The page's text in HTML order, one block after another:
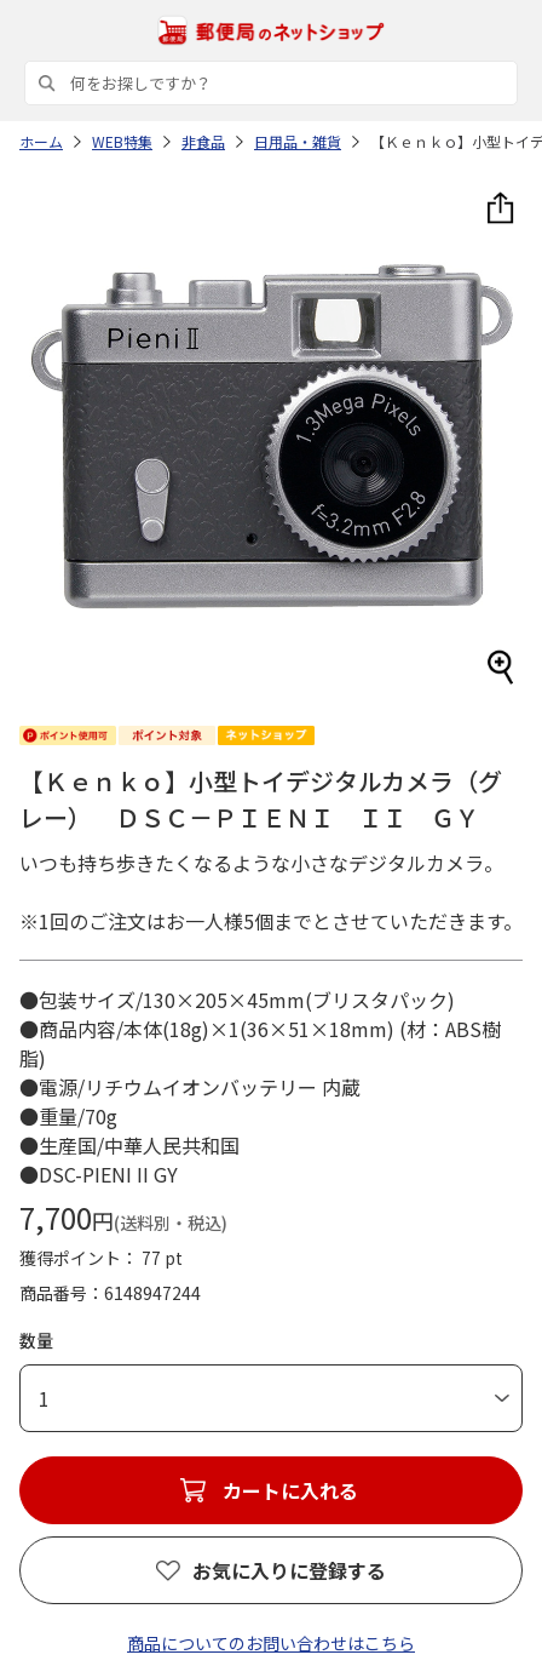
ホーム WEB特集 非食品 日用品・雑貨 【Ｋｅｎｋｏ】小型ト
【Ｋｅｎｋｏ】小型トイデジタルカメラ（グ
レー） ＤＳＣ－ＰＩＥＮＩ ＩＩ ＧＹ
いつも持ち歩きたくなるような小さなデジタルカメラ。
※1回のご注文はお一人様5個までとさせていただきます。
●包装サイズ/130×205×45mm(ブリスタパック)
●商品内容/本体(18g)×1(36×51×18mm) (材：ABS樹
脂)
●電源/リチウムイオンバッテリー 内蔵
●重量/70g
●生産国/中華人民共和国
●DSC-PIENI II GY
7,700円(送料別・税込)
獲得ポイント： 77 pt
商品番号
6148947244
数量
1
カートに入れる
お気に入りに登録する
商品についてのお問い合わせはこちら